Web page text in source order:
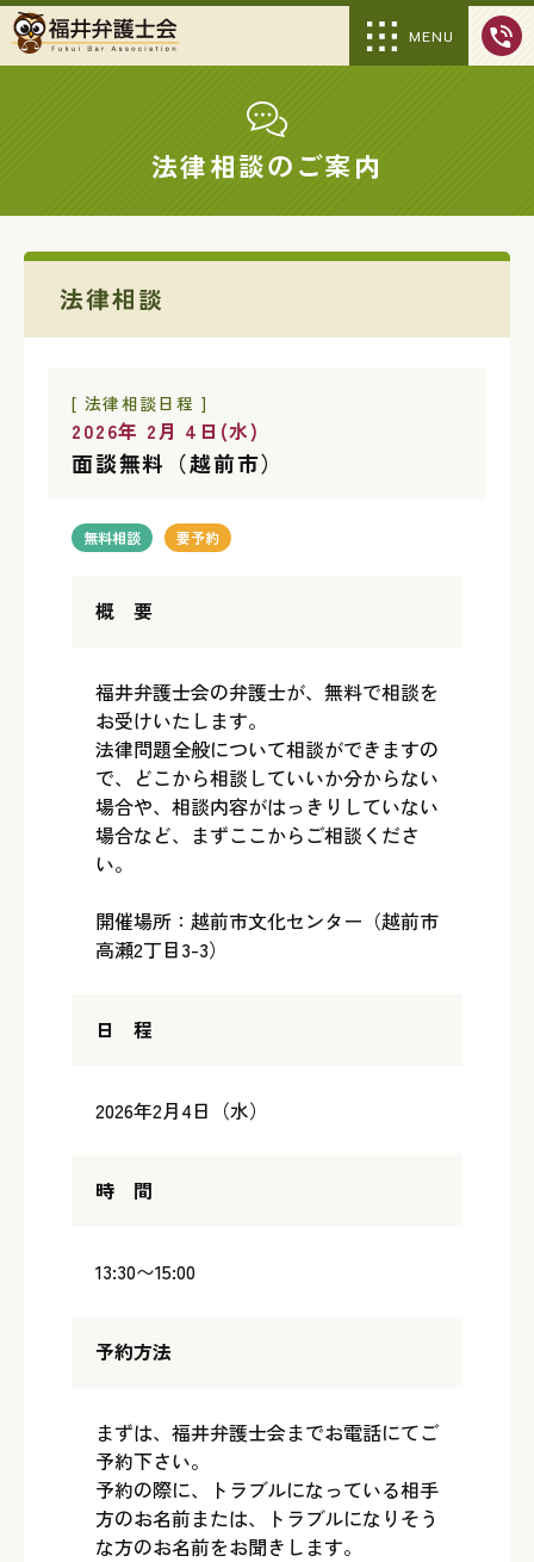
MENU
法律相談のご案内
法律相談
[ 法律相談日程 ]
2026年 2月 4日(水)
面談無料（越前市）
無料相談 要予約
概 要
福井弁護士会の弁護士が、無料で相談を
お受けいたします。
法律問題全般について相談ができますの
で、どこから相談していいか分からない
場合や、相談内容がはっきりしていない
場合など、まずここからご相談くださ
い。
開催場所：越前市文化センター（越前市
高瀬2丁目3-3）
日 程
2026年2月4日（水）
時 間
13:30〜15:00
予約方法
まずは、福井弁護士会までお電話にてご
予約下さい。
予約の際に、トラブルになっている相手
方のお名前または、トラブルになりそう
な方のお名前をお聞きします。